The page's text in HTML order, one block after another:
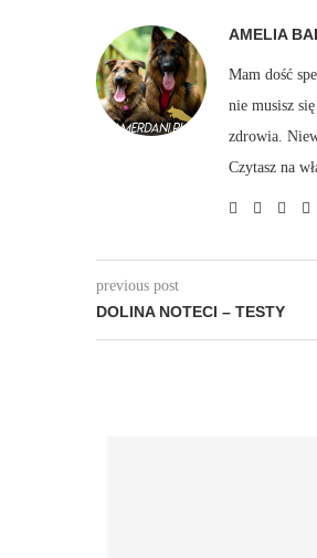
AMELIA
Mam dość
nie musisz
zdrowia.
Czytasz na
previous post
DOLINA NOTECI – TESTY